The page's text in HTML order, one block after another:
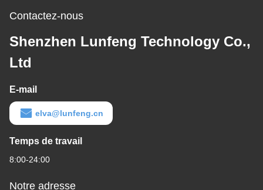
Contactez-nous
Shenzhen Lunfeng Technology Co.,
Ltd
E-mail
elva@lunfeng.cn
Temps de travail
8:00-24:00
Notre adresse